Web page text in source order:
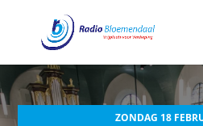
ZONDAG 18